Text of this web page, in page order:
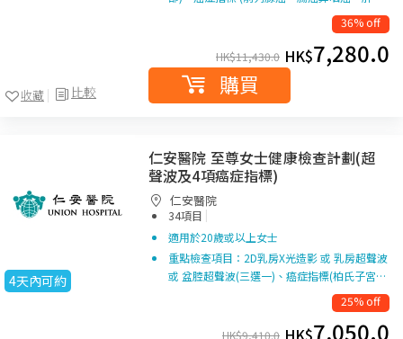
比較
收藏
36% off
HK$11,430.0 HK$7,280.0
購買
4天內可約
仁安醫院 至尊女士健康檢查計劃(超
聲波及4項癌症指標)
仁安醫院
34項目 |
適用於20歲或以上女士
重點檢查項目：2D乳房X光造影 或 乳房超聲波
或 盆腔超聲波(三選一)、癌症指標(柏氏子宮…
25% off
HK$9,410.0 HK$7,050.0